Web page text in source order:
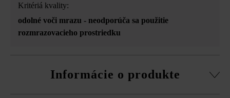
Kritériá kvality:
odolné voči mrazu - neodporúča sa použitie
rozmrazovacieho prostriedku
Informácie o produkte